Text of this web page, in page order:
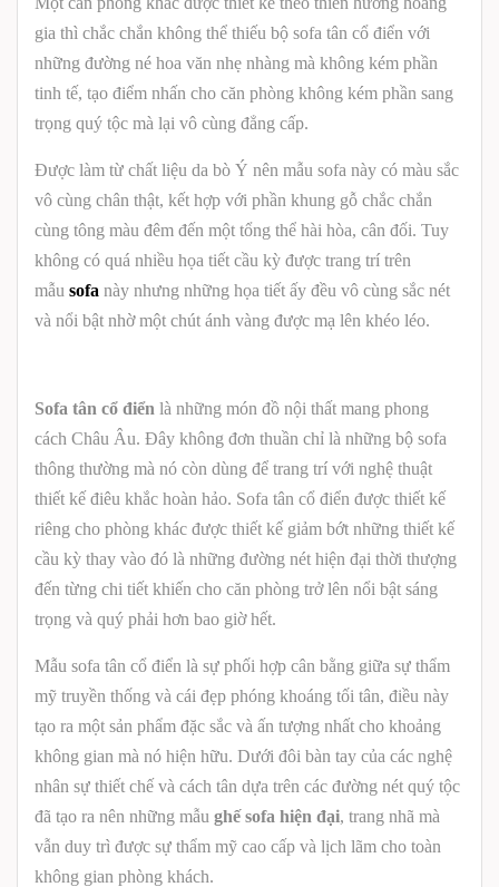
gia thì chắc chắn không thể thiếu bộ sofa tân cổ điển với
những đường né hoa văn nhẹ nhàng mà không kém phần
tinh tế, tạo điểm nhấn cho căn phòng không kém phần sang
trọng quý tộc mà lại vô cùng đẳng cấp.
Được làm từ chất liệu da bò Ý nên mẫu sofa này có màu sắc
vô cùng chân thật, kết hợp với phần khung gỗ chắc chắn
cùng tông màu đêm đến một tổng thể hài hòa, cân đối. Tuy
không có quá nhiều họa tiết cầu kỳ được trang trí trên
mẫu sofa này nhưng những họa tiết ấy đều vô cùng sắc nét
và nổi bật nhờ một chút ánh vàng được mạ lên khéo léo.
Sofa tân cổ điển là những món đồ nội thất mang phong
cách Châu Âu. Đây không đơn thuần chỉ là những bộ sofa
thông thường mà nó còn dùng để trang trí với nghệ thuật
thiết kế điêu khắc hoàn hảo. Sofa tân cổ điển được thiết kế
riêng cho phòng khác được thiết kế giảm bớt những thiết kế
cầu kỳ thay vào đó là những đường nét hiện đại thời thượng
đến từng chi tiết khiến cho căn phòng trở lên nổi bật sáng
trọng và quý phải hơn bao giờ hết.
Mẫu sofa tân cổ điển là sự phối hợp cân bằng giữa sự thẩm
mỹ truyền thống và cái đẹp phóng khoáng tối tân, điều này
tạo ra một sản phẩm đặc sắc và ấn tượng nhất cho khoảng
không gian mà nó hiện hữu. Dưới đôi bàn tay của các nghệ
nhân sự thiết chế và cách tân dựa trên các đường nét quý tộc
đã tạo ra nên những mẫu ghế sofa hiện đại, trang nhã mà
vẫn duy trì được sự thẩm mỹ cao cấp và lịch lãm cho toàn
không gian phòng khách.